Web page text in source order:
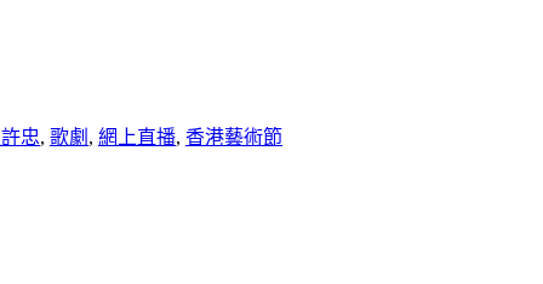
忠, 歌劇 , 網上直播, 香港藝術節